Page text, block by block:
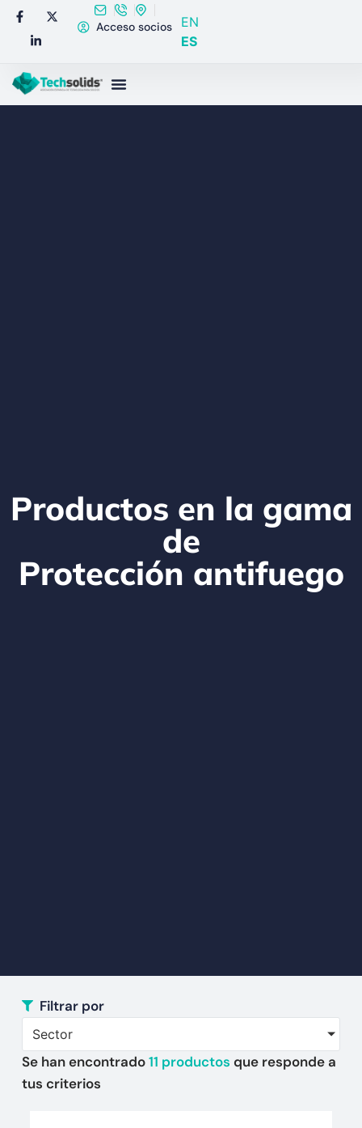
Acceso socios
EN
ES
Productos en la gama
de
Protección antifuego
Filtrar por
Sector
Se han encontrado11 productos que responde a
tus criterios